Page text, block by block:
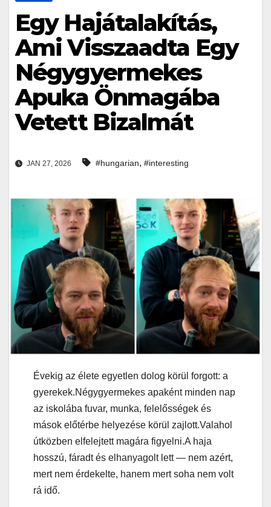
Egy Hajátalakítás,
Ami Visszaadta Egy
Négygyermekes
Apuka Önmagába
Vetett Bizalmát
JAN 27, 2026 #hungarian, #interesting
Évekig az élete egyetlen dolog körül forgott: a
gyerekek.Négygyermekes apaként minden nap
az iskolába fuvar, munka, felelősségek és
mások előtérbe helyezése körül zajlott.Valahol
útközben elfelejtett magára figyelni.A haja
hosszú, fáradt és elhanyagolt lett — nem azért,
mert nem érdekelte, hanem mert soha nem volt
rá idő.